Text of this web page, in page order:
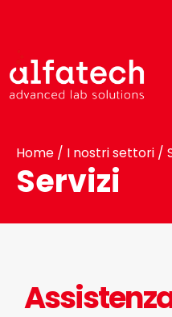
Home / I nostri settori /
Servizi